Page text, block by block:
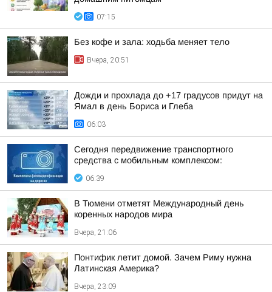
07:15
Без кофе и зала: ходьба меняет тело
Вчера, 20:51
Дожди и прохлада до +17 градусов придут на
Ямал в день Бориса и Глеба
06:03
Сегодня передвижение транспортного
средства с мобильным комплексом:
06:39
В Тюмени отметят Международный день
коренных народов мира
Вчера, 21:06
Понтифик летит домой. Зачем Риму нужна
Латинская Америка?
Вчера, 23:09